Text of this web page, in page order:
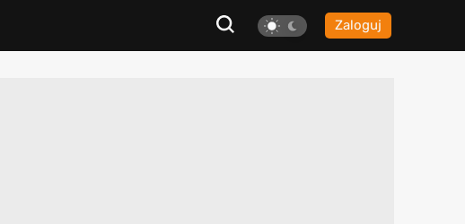
Zaloguj